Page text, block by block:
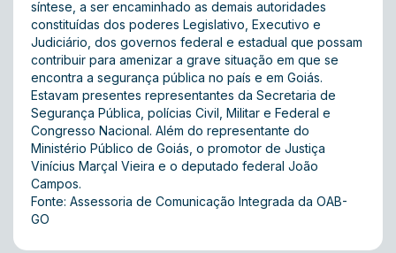
síntese, a ser encaminhado as demais autoridades
constituídas dos poderes Legislativo, Executivo e
Judiciário, dos governos federal e estadual que possam
contribuir para amenizar a grave situação em que se
encontra a segurança pública no país e em Goiás.
Estavam presentes representantes da Secretaria de
Segurança Pública, polícias Civil, Militar e Federal e
Congresso Nacional. Além do representante do
Ministério Público de Goiás, o promotor de Justiça
Vinícius Marçal Vieira e o deputado federal João
Campos.
Fonte: Assessoria de Comunicação Integrada da OAB-
GO